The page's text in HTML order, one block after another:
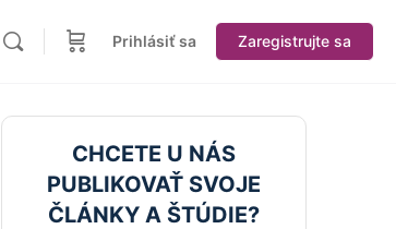
Prihlásiť sa Zaregistrujte sa
CHCETE U NÁS
PUBLIKOVAŤ SVOJE
ČLÁNKY A ŠTÚDIE?